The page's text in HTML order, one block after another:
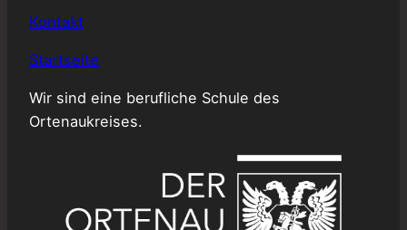
Kontakt
Startseite
Wir sind eine berufliche Schule des
Ortenaukreises.